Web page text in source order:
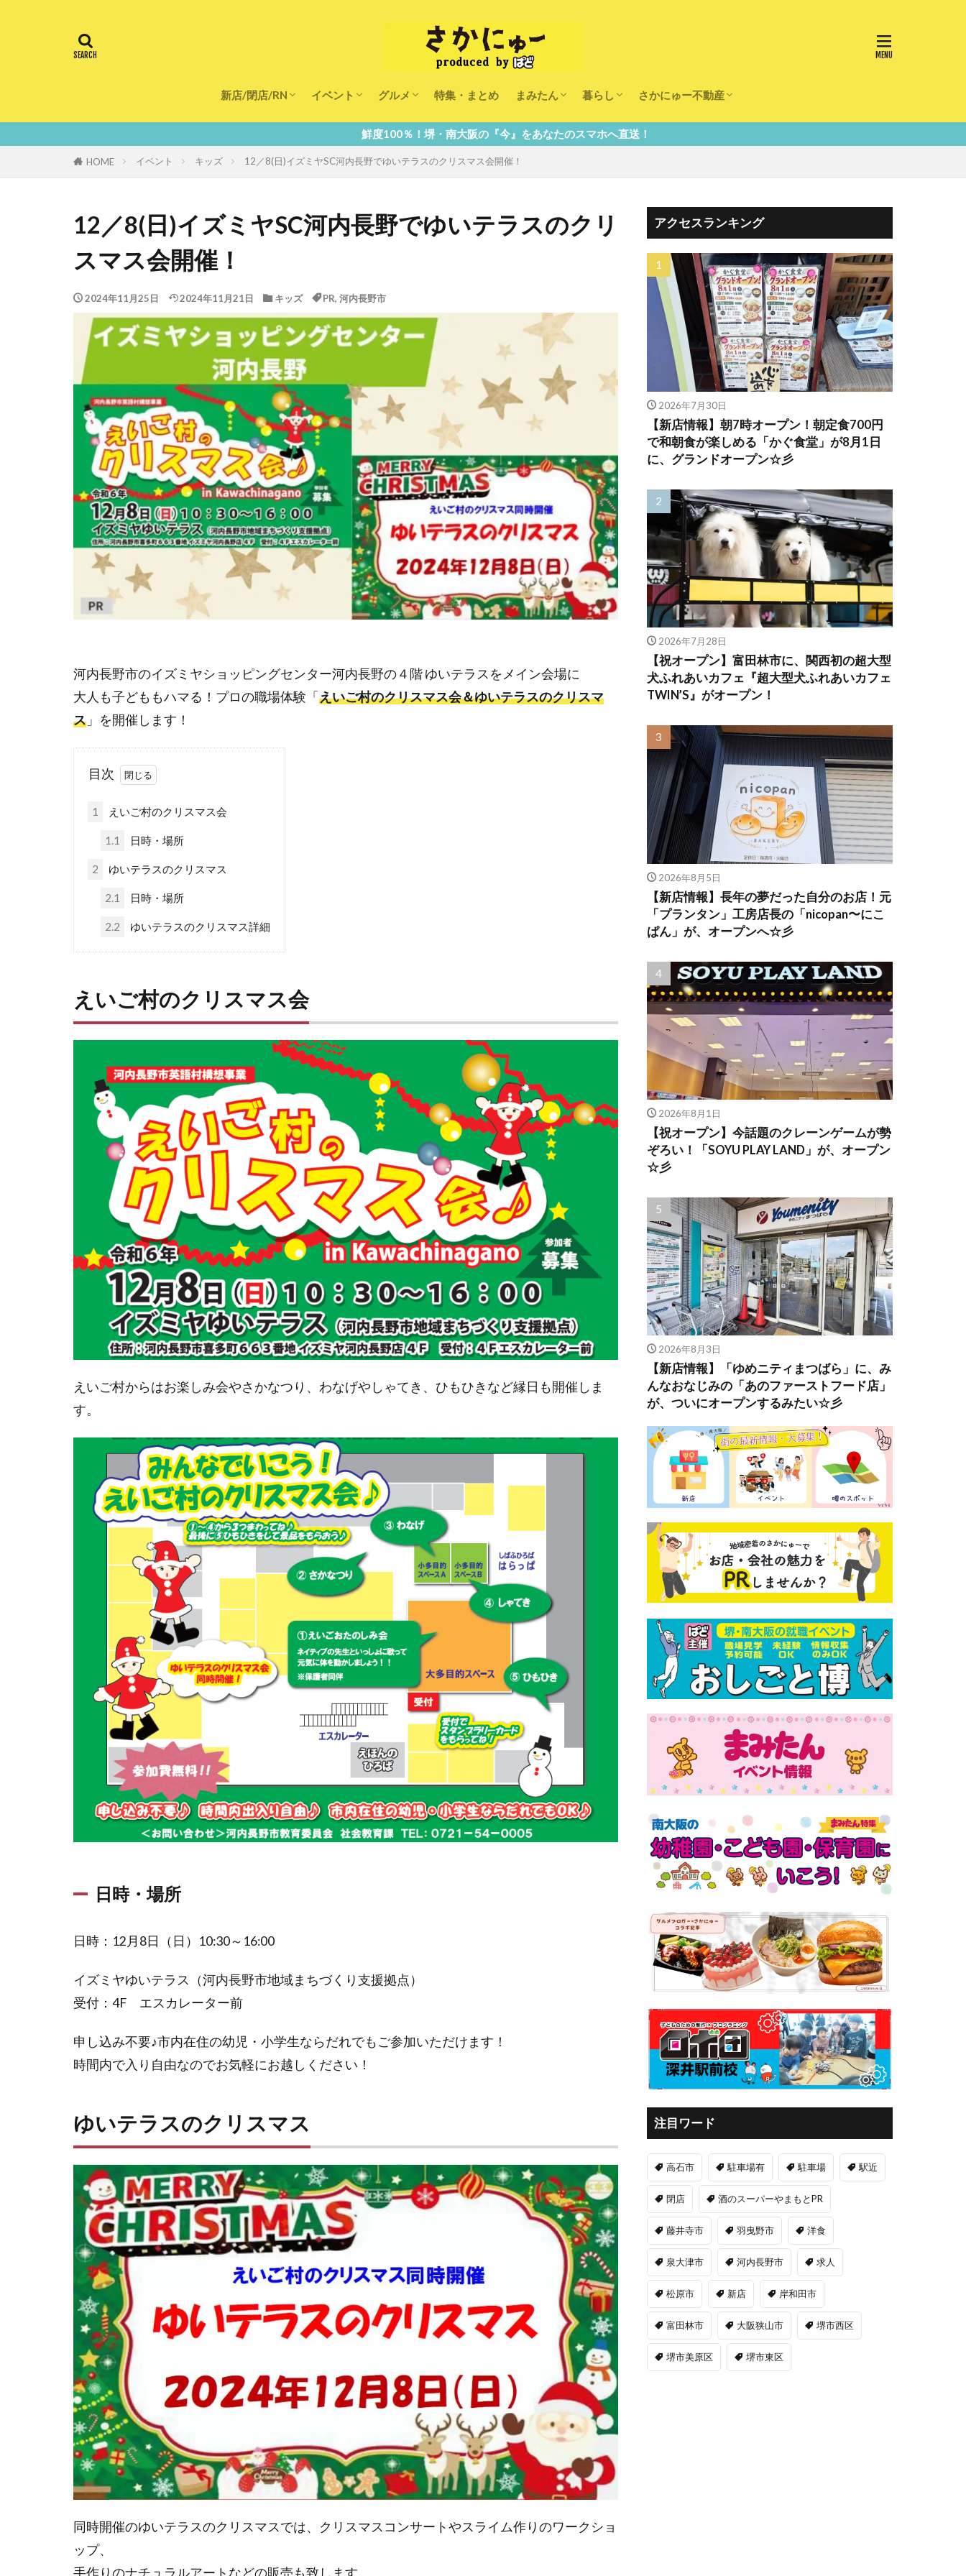
新店/閉店/RN イベント グルメ
ランチ
カフェ
特集・まとめ まみたん
まみたんイベント・おでかけ
習い事・キャンペーン
幼稚園・こども園・保育園
暮らし
医療
美容・健康
大人の習い事
キッズ
子供の教育
子供の習い事
おしごと
さかにゅー不動産
住宅
リフォーム
鮮度100％！堺・南大阪の『今』をあなたのスマホへ直送！
HOME イベント キッズ 12／8(日)イズミヤSC河内長野でゆいテラスのクリスマス会開催！
12／8(日)イズミヤSC河内長野でゆいテラスのクリ
スマス会開催！
2024年11月25日 2024年11月21日 キッズ PR, 河内長野市
河内長野市のイズミヤショッピングセンター河内長野の４階 ゆいテラスをメイン会場に
大人も子どももハマる！プロの職場体験「えいご村のクリスマス会＆ゆいテラスのクリスマ
ス 」を開催します！
目次
1 えいご村のクリスマス会
1.1 日時・場所
2 ゆいテラスのクリスマス
2.1 日時・場所
2.2 ゆいテラスのクリスマス詳細
えいご村のクリスマス会
えいご村からはお楽しみ会やさかなつり、わなげやしゃてき、ひもひきなど縁日も開催しま
す。
日時・場所
日時：12月8日（日）10:30～16:00
イズミヤゆいテラス（河内長野市地域まちづくり支援拠点）
受付：4F エスカレーター前
申し込み不要♪市内在住の幼児・小学生ならだれでもご参加いただけます！
時間内で入り自由なのでお気軽にお越しください！
ゆいテラスのクリスマス
同時開催のゆいテラスのクリスマスでは、クリスマスコンサートやスライム作りのワークショ
ップ、
手作りのナチュラルアートなどの販売も致します。
アクセスランキング
2026年7月30日
【新店情報】朝7時オープン！朝定食700円
で和朝食が楽しめる「かぐ食堂」が8月1日
に、グランドオープン☆彡
2026年7月28日
【祝オープン】富田林市に、関西初の超大型
犬ふれあいカフェ『超大型犬ふれあいカフェ
TWIN’S』がオープン！
2026年8月5日
【新店情報】長年の夢だった自分のお店！元
「プランタン」工房店長の「nicopan〜にこ
ぱん」が、オープンへ☆彡
2026年8月1日
【祝オープン】今話題のクレーンゲームが勢
ぞろい！「SOYU PLAY LAND」が、オープン
☆彡
2026年8月3日
【新店情報】「ゆめニティまつばら」に、み
んなおなじみの「あのファーストフード店」
が、ついにオープンするみたい☆彡
注目ワード
高石市 駐車場有 駐車場 駅近
閉店 酒のスーパーやまもとPR
藤井寺市 羽曳野市 洋食
泉大津市 河内長野市 求人
松原市 新店 岸和田市
富田林市 大阪狭山市 堺市西区
堺市美原区 堺市東区